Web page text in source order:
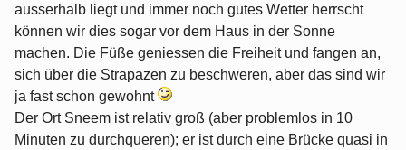
ausserhalb liegt und immer noch gutes Wetter herrscht
können wir dies sogar vor dem Haus in der Sonne
machen. Die Füße geniessen die Freiheit und fangen an,
sich über die Strapazen zu beschweren, aber das sind wir
ja fast schon gewohnt
Der Ort Sneem ist relativ groß (aber problemlos in 10
Minuten zu durchqueren); er ist durch eine Brücke quasi in